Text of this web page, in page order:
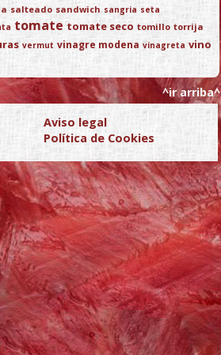
salteado sandwich sangria seta
tomate tomate seco tomillo torrija
vermut vinagre modena vinagreta vino
^ir arriba^
Aviso legal
Política de Cookies